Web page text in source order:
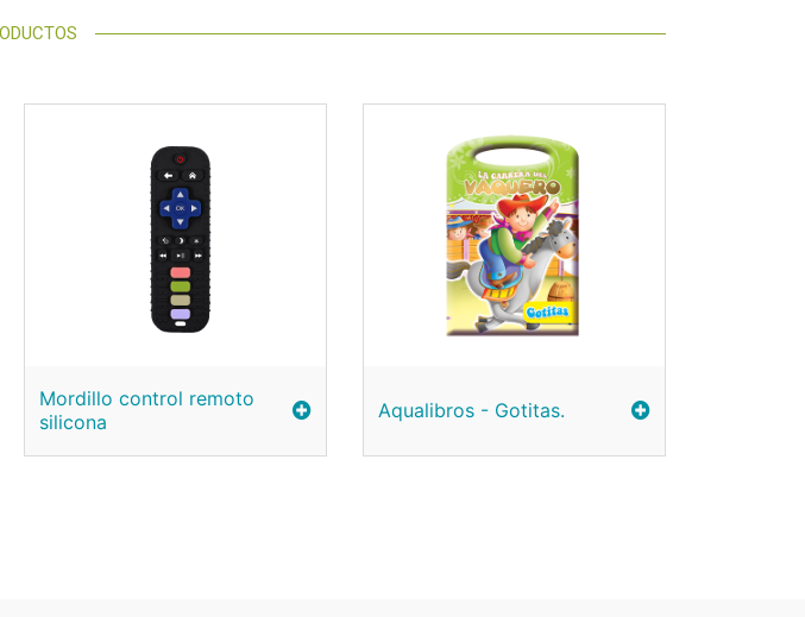
Mordillo control remoto
silicona
Aqualibros - Gotitas.